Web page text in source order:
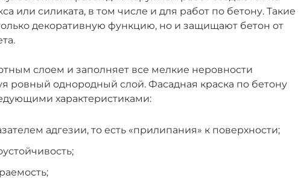
или силиката, в том числе и для работ по бетону. Такие
декоративную функцию, но и защищают бетон от
слоем и заполняет все мелкие неровности
ровный однородный слой. Фасадная краска по бетону
характеристиками:
адгезии, то есть «прилипания» к поверхности;